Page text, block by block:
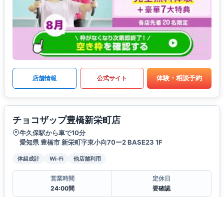
店舗情報 公式サイト 体験・相談予約
チョコザップ豊橋新栄町店
牛久保駅から車で10分
愛知県 豊橋市 新栄町字東小向70ー2 BASE23 1F
体組成計 Wi-Fi 他店舗利用
営業時間
24:00間
定休日
要確認